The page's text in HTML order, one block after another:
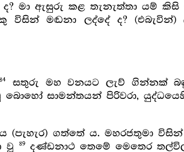
ද? මා ඇසුරු කළ තැනැත්තා යම්
මඬනා ලද්දේ ද? (එබැවින්)
84
සතුරු මහ වනයට ලැව් ගින්නක්
සාමන්තයන් පිරිවරා,
ගත්තේ ය. මහරජතුමා විසින්
වූ 89දණ්ඩනාථ තෙමේ මෙතෙර